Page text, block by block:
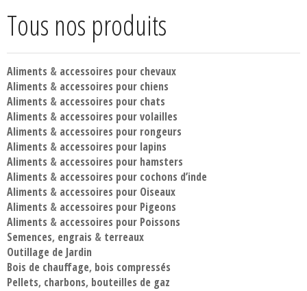
Tous nos produits
Aliments & accessoires pour chevaux
Aliments & accessoires pour chiens
Aliments & accessoires pour chats
Aliments & accessoires pour volailles
Aliments & accessoires pour rongeurs
Aliments & accessoires pour lapins
Aliments & accessoires pour hamsters
Aliments & accessoires pour cochons d’inde
Aliments & accessoires pour Oiseaux
Aliments & accessoires pour Pigeons
Aliments & accessoires pour Poissons
Semences, engrais & terreaux
Outillage de Jardin
Bois de chauffage, bois compressés
Pellets, charbons, bouteilles de gaz